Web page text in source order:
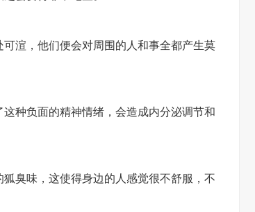
渲，他们便会对周围的人和事全都产生莫
种负面的精神情绪，会造成内分泌调节和
臭味，这使得身边的人感觉很不舒服，不